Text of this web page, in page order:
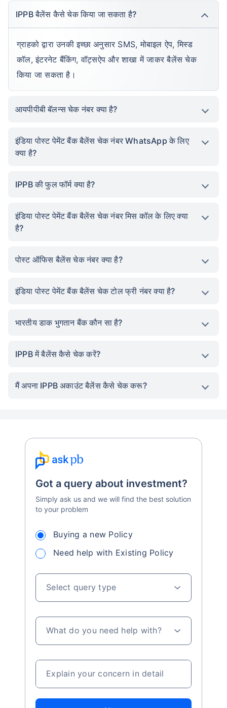
IPPB बैलेंस कैसे चेक किया जा सकता है?
ग्राहको द्वारा उनकी इच्छा अनुसार SMS, मोबाइल ऐप, मिस्ड
कॉल, इंटरनेट बैंकिंग, वॉट्सऐप और शाखा में जाकर बैलेंस चेक
किया जा सकता है।
आयपीपीबी बॅलन्स चेक नंबर क्या है?
इंडिया पोस्ट पेमेंट बैंक बैलेंस चेक नंबर WhatsApp के लिए
क्या है?
IPPB की फुल फॉर्म क्या है?
इंडिया पोस्ट पेमेंट बैंक बैलेंस चेक नंबर मिस कॉल के लिए क्या
है?
पोस्ट ऑफिस बैलेंस चेक नंबर क्या है?
इंडिया पोस्ट पेमेंट बैंक बैलेंस चेक टोल फ्री नंबर क्या है?
भारतीय डाक भुगतान बैंक कौन सा है?
IPPB में बैलेंस कैसे चेक करें?
मैं अपना IPPB अकाउंट बैलेंस कैसे चेक करू?
Got a query about investment?
Simply ask us and we will find the best solution
to your problem
Buying a new Policy
Need help with Existing Policy
Select query type
What do you need help with?
Explain your concern in detail